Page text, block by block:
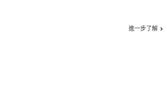
進一步了解